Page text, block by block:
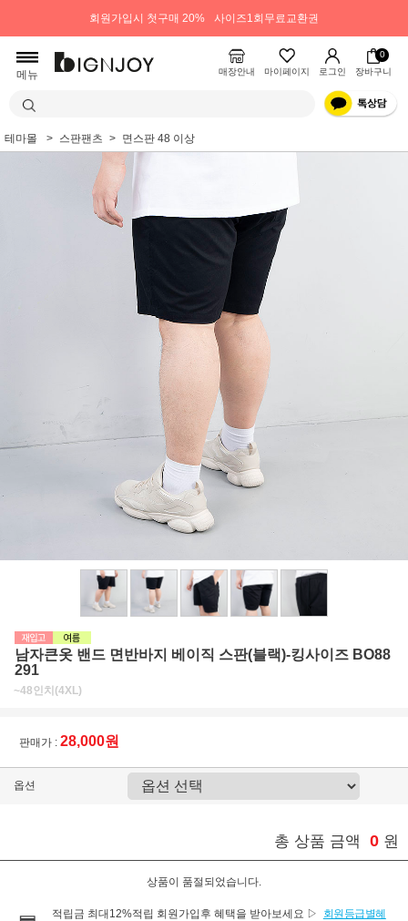
회원가입시 첫구매 20% 사이즈1회무료교환권
메뉴 매장안내 마이페이지 로그인
0
장바구니
테마몰 스판팬츠 면스판 48 이상
남자큰옷 밴드 면반바지 베이직 스판(블랙)-킹사이즈 BO88
291
~48인치(4XL)
판매가 : 28,000원
옵션
총 상품 금액 0 원
상품이 품절되었습니다.
적립금 최대12%적립 회원가입후 혜택을 받아보세요 ▷
회원등급별혜